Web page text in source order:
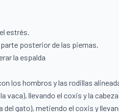
estrés.
posterior de las piernas.
la espalda
los hombros y las rodillas
vaca), llevando el coxis y la cabeza
del gato), metiendo el coxis y